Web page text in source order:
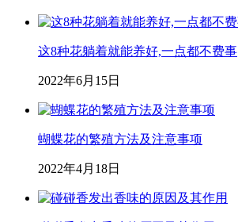
这8种花躺着就能养好,一点都不费事
2022年6月15日
蝴蝶花的繁殖方法及注意事项
2022年4月18日